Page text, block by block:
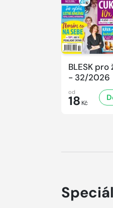
BLESK pro
- 32/2026
od
18 Kč